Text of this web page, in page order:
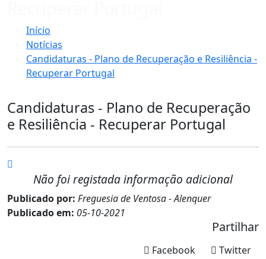
Início
Notícias
Candidaturas - Plano de Recuperação e Resiliência -
Recuperar Portugal
Candidaturas - Plano de Recuperação
e Resiliência - Recuperar Portugal
Não foi registada informação adicional
Publicado por: Freguesia de Ventosa - Alenquer
Publicado em: 05-10-2021
Partilhar
Twitter
Facebook